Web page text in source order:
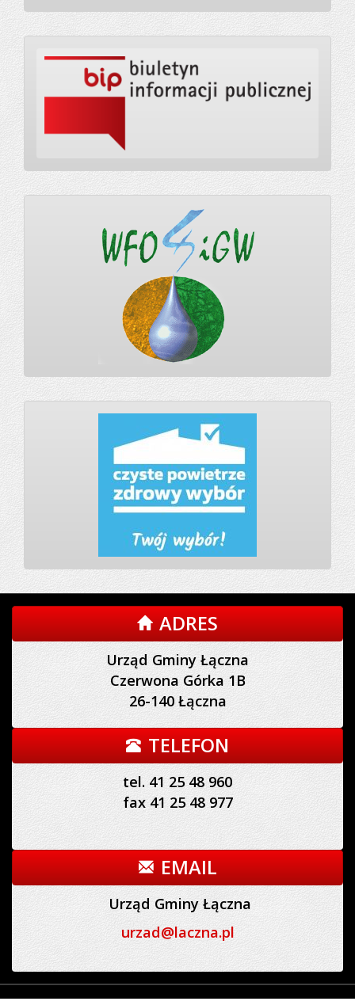
ADRES
Urząd Gminy Łączna
Czerwona Górka 1B
26-140 Łączna
TELEFON
tel. 41 25 48 960
fax 41 25 48 977
EMAIL
Urząd Gminy Łączna
urzad@laczna.pl